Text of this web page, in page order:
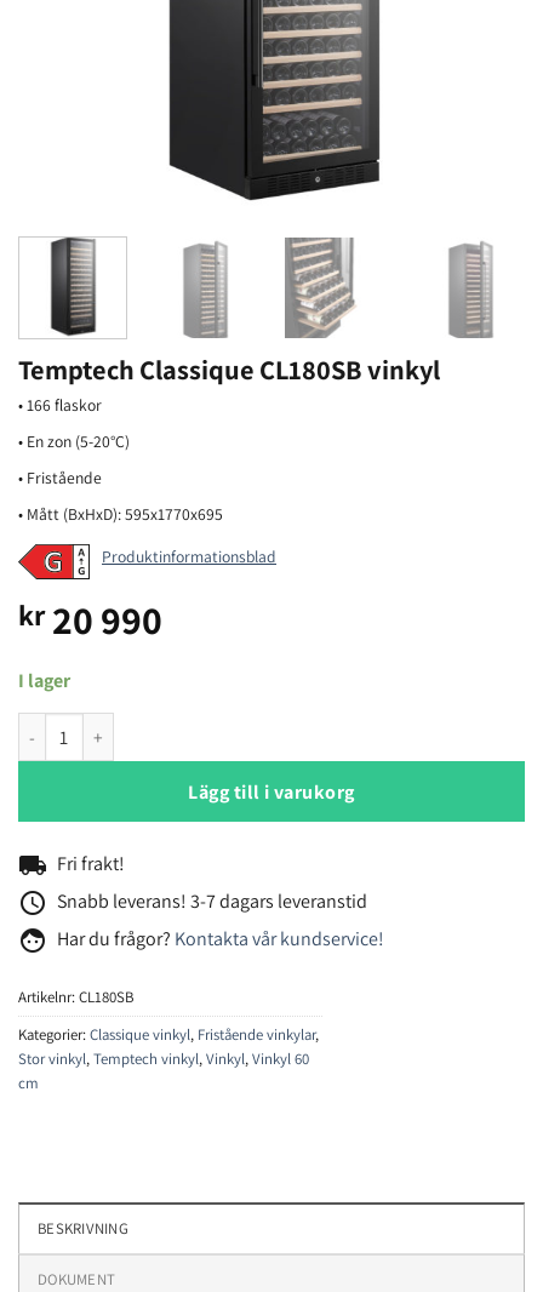
Temptech Classique CL180SB vinkyl
• 166 flaskor
• En zon (5-20°C)
• Fristående
• Mått (BxHxD): 595x1770x695
Produktinformationsblad
kr20 990
I lager
Temptech Classique CL180SB vinkyl mängd
Lägg till i varukorg
local_shipping Fri frakt!
access_time Snabb leverans! 3-7 dagars leveranstid
face Har du frågor? Kontakta vår kundservice!
Artikelnr:CL180SB
Kategorier:Classique vinkyl, Fristående vinkylar,
Stor vinkyl,Temptech vinkyl,Vinkyl,Vinkyl 60
cm
BESKRIVNING
DOKUMENT